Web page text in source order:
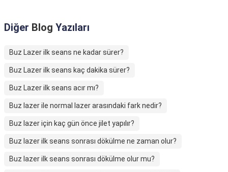
Diğer Blog Yazıları
Buz Lazer ilk seans ne kadar sürer?
Buz Lazer ilk seans kaç dakika sürer?
Buz Lazer ilk seans acır mı?
Buz lazer ile normal lazer arasındaki fark nedir?
Buz lazer için kaç gün önce jilet yapılır?
Buz lazer ilk seans sonrası dökülme ne zaman olur?
Buz lazer ilk seans sonrası dökülme olur mu?